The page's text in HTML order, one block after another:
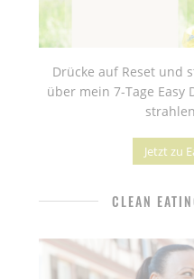
Drücke auf Reset und
über mein 7-Tage Easy
Jetzt zu
CLEAN